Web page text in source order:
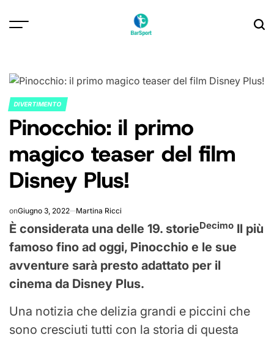
POSTED
IN
DIVERTIMENTO
Pinocchio: il primo
magico teaser del film
Disney Plus!
onGiugno 3, 2022 Martina Ricci
È considerata una delle 19. storieDecimo Il più
famoso fino ad oggi, Pinocchio e le sue
avventure sarà presto adattato per il
cinema da Disney Plus.
Una notizia che delizia grandi e piccini che
sono cresciuti tutti con la storia di questa